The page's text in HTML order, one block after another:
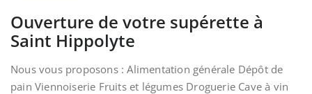
Ouverture de votre supérette à
Saint Hippolyte
Nous vous proposons : Alimentation générale Dépôt de
pain Viennoiserie Fruits et légumes Droguerie Cave à vin